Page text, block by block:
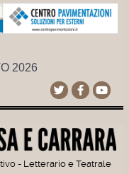
2026
- Letterario e Teatrale